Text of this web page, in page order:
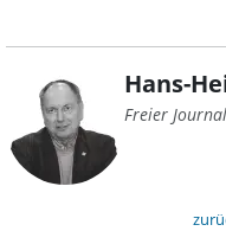
Hans-
Freier